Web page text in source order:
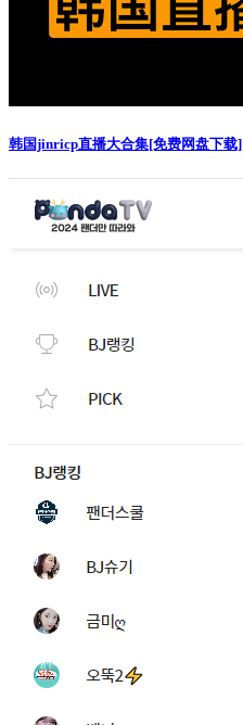
韩国jinricp直播大合集[免费网盘下载]